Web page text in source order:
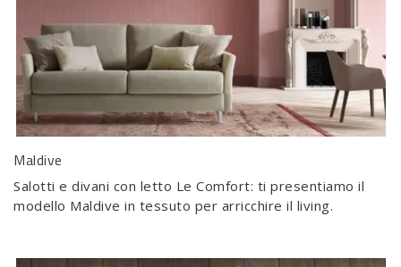
Maldive
Salotti e divani con letto Le Comfort: ti presentiamo il
modello Maldive in tessuto per arricchire il living.